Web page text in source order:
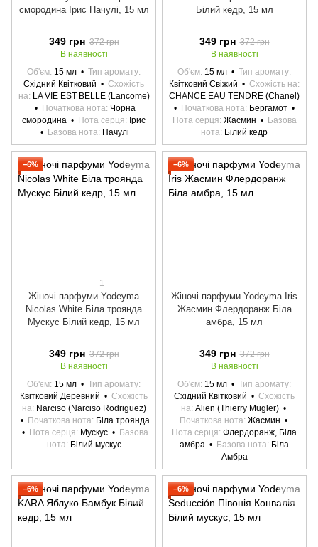
смородина Ірис Пачулі, 15 мл
349 грн 372 грн
В наявності
Об'єм 15 мл
Тип аромату
Східний Квітковий
Схожість
на LA VIE EST BELLE (Lancome)
Початкова нота Чорна
смородина
Нота серця Ірис
Базова нота Пачулі
Білий кедр, 15 мл
349 грн 372 грн
В наявності
Об'єм 15 мл
Тип аромату
Квітковий Свіжий
Схожість на
CHANCE EAU TENDRE (Chanel)
Початкова нота Бергамот
Нота серця Жасмин
Базова
нота Білий кедр
−6%
1
Жіночі парфуми Yodeyma
Nicolas White Біла троянда
Мускус Білий кедр, 15 мл
349 грн 372 грн
В наявності
Об'єм 15 мл
Тип аромату
Квітковий Деревний
Схожість
на Narciso (Narciso Rodriguez)
Початкова нота Біла троянда
Нота серця Мускус
Базова
нота Білий мускус
−6%
Жіночі парфуми Yodeyma Iris
Жасмин Флердоранж Біла
амбра, 15 мл
349 грн 372 грн
В наявності
Об'єм 15 мл
Тип аромату
Східний Квітковий
Схожість
на Alien (Thierry Mugler)
Початкова нота Жасмин
Нота серця Флердоранж, Біла
амбра
Базова нота Біла
Амбра
−6% −6%